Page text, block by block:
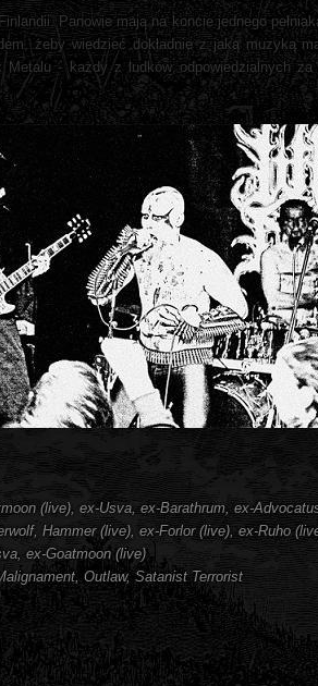
Panowie mają na koncie jednego
żeby wiedzieć dokładnie z jaką muzyką
Metalu - każdy z ludków odpowiedzialnych
(live), ex-Usva, ex-Barathrum, ex-
Hammer (live), ex-Forlor (live), ex-Ruho
ex-Goatmoon (live)
Outlaw, Satanist Terrorist